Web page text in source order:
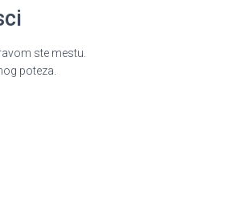
ste mestu.
poteza.